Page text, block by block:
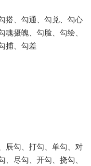
搭、勾通、勾兑、勾心
摄魄、勾脸、勾绘、
捕、勾差
辰勾、打勾、单勾、对
尽勾、开勾、挠勾、